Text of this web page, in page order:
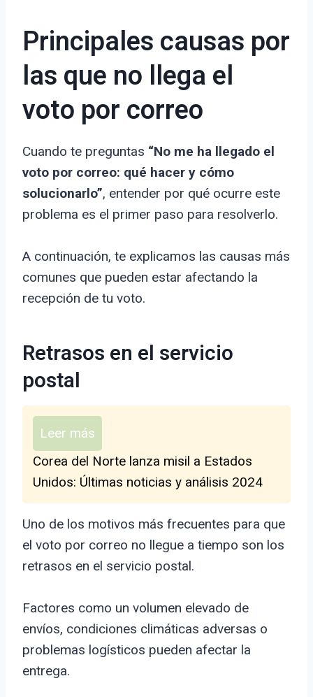
Principales causas por
las que no llega el
voto por correo
Cuando te preguntas “No me ha llegado el
voto por correo: qué hacer y cómo
solucionarlo”, entender por qué ocurre este
problema es el primer paso para resolverlo.
A continuación, te explicamos las causas más
comunes que pueden estar afectando la
recepción de tu voto.
Retrasos en el servicio
postal
Leer más
Corea del Norte lanza misil a Estados
Unidos: Últimas noticias y análisis 2024
Uno de los motivos más frecuentes para que
el voto por correo no llegue a tiempo son los
retrasos en el servicio postal.
Factores como un volumen elevado de
envíos, condiciones climáticas adversas o
problemas logísticos pueden afectar la
entrega.